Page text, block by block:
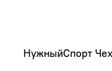
НужныйСпорт